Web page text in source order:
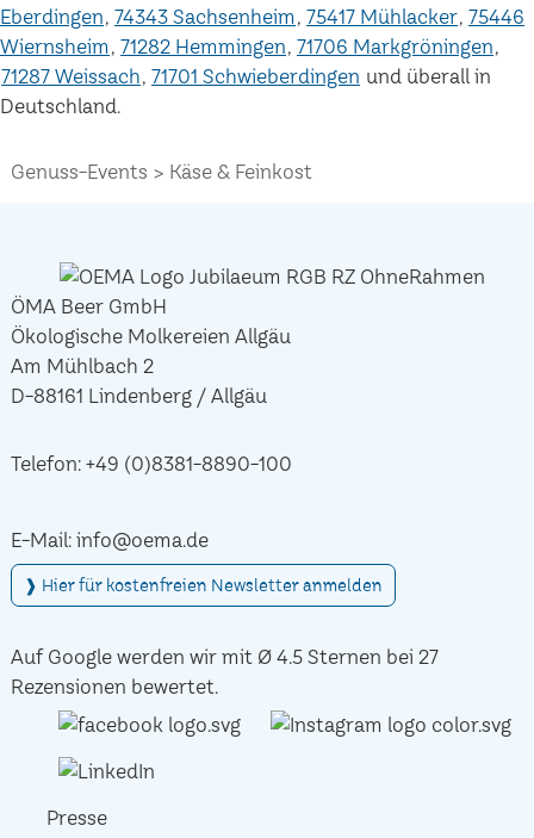
Eberdingen 74343 Sachsenheim 75417 Mühlacker 75446
Wiernsheim 71282 Hemmingen 71706 Markgröningen
71287 Weissach 71701 Schwieberdingen und überall in
Deutschland.
Genuss-Events Käse & Feinkost
ÖMA Beer GmbH
Ökologische Molkereien Allgäu
Am Mühlbach 2
D-88161 Lindenberg / Allgäu
Telefon: +49 (0)8381-8890-100
E-Mail: info@oema.de
❱ Hier für kostenfreien Newsletter anmelden
Auf Google werden wir mit Ø 4.5 Sternen bei 27
Rezensionen bewertet.
Presse